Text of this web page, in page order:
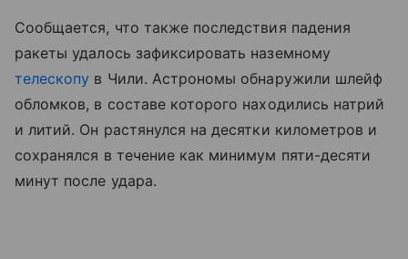
Сообщается, что также последствия падения
ракеты удалось зафиксировать наземному
телескопу в Чили. Астрономы обнаружили шлейф
обломков, в составе которого находились натрий
и литий. Он растянулся на десятки километров и
сохранялся в течение как минимум пяти-десяти
минут после удара.